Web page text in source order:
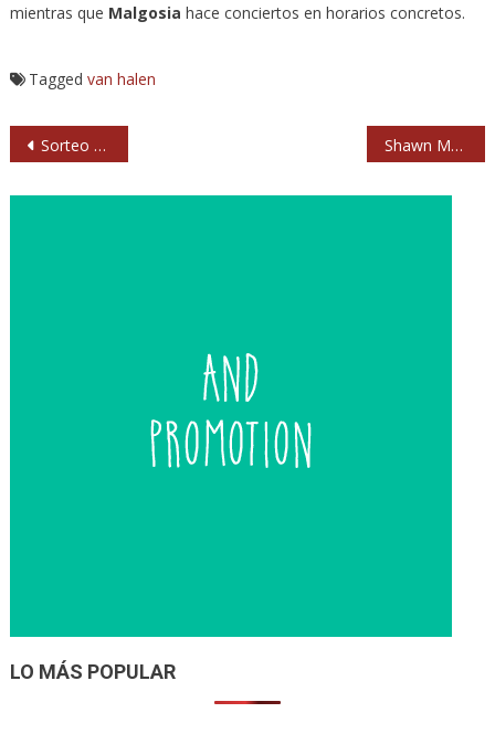
mientras que Malgosia hace conciertos en horarios concretos.
Tagged van halen
Navegación
Sorteo de entradas para el concierto de KITAI en Moby Dick Shawn Mendes llega a Netflix
LO MÁS POPULAR